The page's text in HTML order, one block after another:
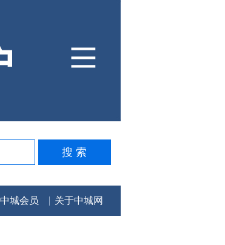
中城会员 关于中城网